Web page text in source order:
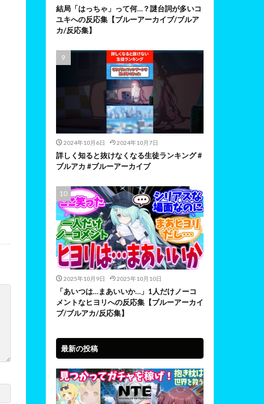
結局「はっちゃ」って何…？謎台詞が多いコ
ユキへの反応集【ブルーアーカイブ/ブルア
カ/反応集】
2024年10月6日 2024年10月7日
詳しく知ると抜けなくなる生徒ランキング #
ブルアカ #ブルーアーカイブ
2025年10月9日 2025年10月10日
「あいつは…まあいいか…」1人だけノーコ
メントなヒヨリへの反応集【ブルーアーカイ
ブ/ブルアカ/反応集】
最新の投稿